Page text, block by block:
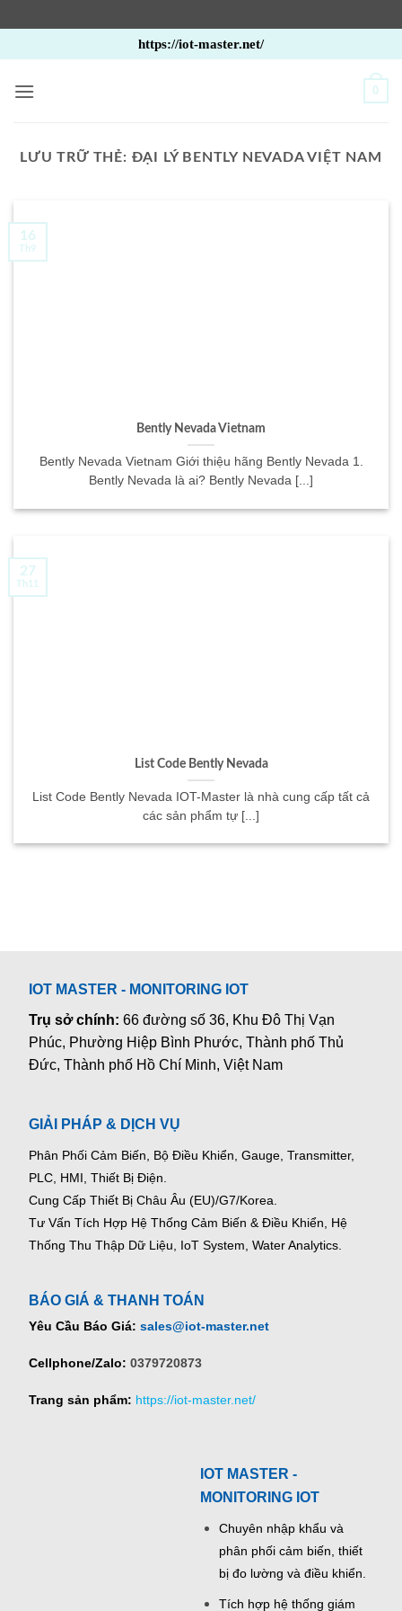
qua
nội
https://iot-master.net/
0
LƯU TRỮ THẺ: ĐẠI LÝ BENTLY NEVADA VIỆT NAM
Bently Nevada Vietnam
Bently Nevada Vietnam Giới thiệu hãng Bently Nevada 1.
Bently Nevada là ai? Bently Nevada [...]
16
Th9
List Code Bently Nevada
List Code Bently Nevada IOT-Master là nhà cung cấp tất cả
các sản phẩm tự [...]
27
Th11
IOT MASTER - MONITORING IOT
Trụ sở chính:66 đường số 36, Khu Đô Thị Vạn
Phúc, Phường Hiệp Bình Phước, Thành phố Thủ
Đức, Thành phố Hồ Chí Minh, Việt Nam
GIẢI PHÁP & DỊCH VỤ
Phân Phối Cảm Biến, Bộ Điều Khiển, Gauge, Transmitter,
PLC, HMI, Thiết Bị Điện.
Cung Cấp Thiết Bị Châu Âu (EU)/G7/Korea.
Tư Vấn Tích Hợp Hệ Thống Cảm Biến & Điều Khiển, Hệ
Thống Thu Thập Dữ Liệu, IoT System, Water Analytics.
BÁO GIÁ & THANH TOÁN
Yêu Cầu Báo Giá: sales@iot-master.net
Cellphone/Zalo: 0379720873
Trang sản phẩm: https://iot-master.net/
IOT MASTER -
MONITORING IOT
Chuyên nhập khẩu và
phân phối cảm biến, thiết
bị đo lường và điều khiển.
Tích hợp hệ thống giám